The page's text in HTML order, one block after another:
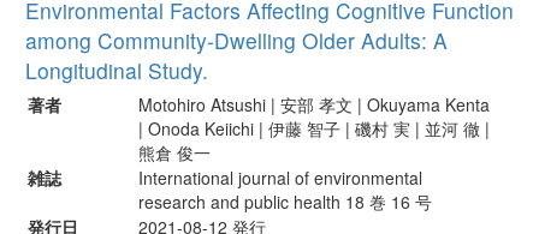
Environmental Factors Affecting Cognitive Function
among Community-Dwelling Older Adults: A
Longitudinal Study.
著者
Motohiro Atsushi | 安部 孝文 | Okuyama Kenta
| Onoda Keiichi | 伊藤 智子 | 磯村 実 | 並河 徹 |
熊倉 俊一
雑誌
International journal of environmental
research and public health 18 巻 16 号
発行日
2021-08-12 発行